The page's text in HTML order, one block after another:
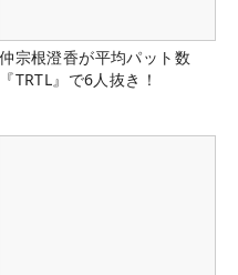
仲宗根澄香が平均パット数
『TRTL』で6人抜き！